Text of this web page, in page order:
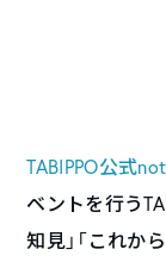
TABIPPO公式
ベントを行う
知見」「これか